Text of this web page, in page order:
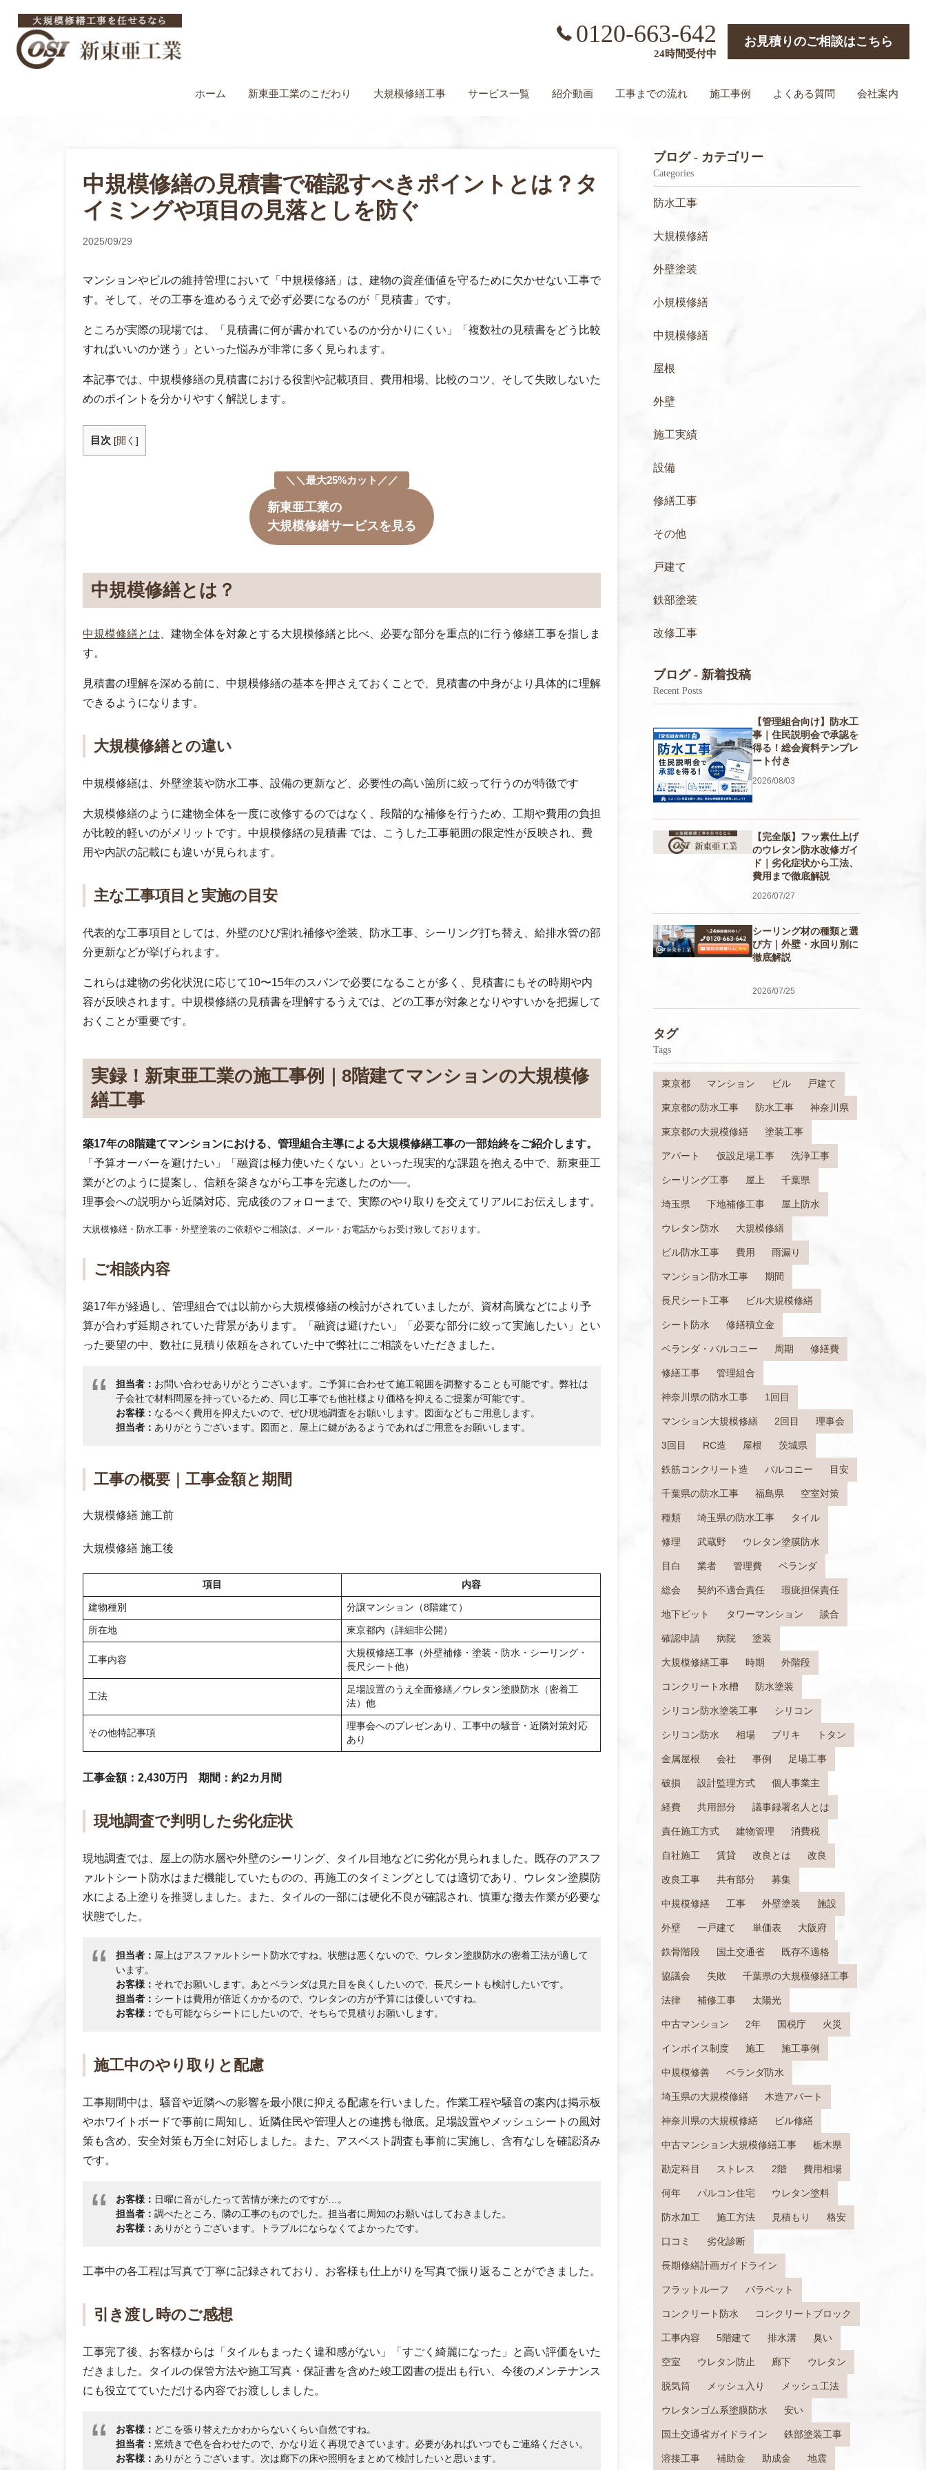
ホーム 新東亜工業のこだわり 大規模修繕工事 サービス一覧 紹介動画 工事までの流れ 施工事例 よくある質問 会社案内
24時間受付中
0120-663-642 お見積りのご相談はこちら
中規模修繕の見積書で確認すべきポイントとは？タ
イミングや項目の見落としを防ぐ
2025/09/29
マンションやビルの維持管理において「中規模修繕」は、建物の資産価値を守るために欠かせない工事で
す。そして、その工事を進めるうえで必ず必要になるのが「見積書」です。
ところが実際の現場では、「見積書に何が書かれているのか分かりにくい」「複数社の見積書をどう比較
すればいいのか迷う」といった悩みが非常に多く見られます。
本記事では、中規模修繕の見積書における役割や記載項目、費用相場、比較のコツ、そして失敗しないた
めのポイントを分かりやすく解説します。
目次 [開く ]
＼＼最大25%カット／／
新東亜工業の
大規模修繕サービスを見る
中規模修繕とは？
中規模修繕とは 、建物全体を対象とする大規模修繕と比べ、必要な部分を重点的に行う修繕工事を指しま
す。
見積書の理解を深める前に、中規模修繕の基本を押さえておくことで、見積書の中身がより具体的に理解
できるようになります。
大規模修繕との違い
中規模修繕は、外壁塗装や防水工事、設備の更新など、必要性の高い箇所に絞って行うのが特徴です
大規模修繕のように建物全体を一度に改修するのではなく、段階的な補修を行うため、工期や費用の負担
が比較的軽いのがメリットです。中規模修繕の見積書 では、こうした工事範囲の限定性が反映され、費
用や内訳の記載にも違いが見られます。
主な工事項目と実施の目安
代表的な工事項目としては、外壁のひび割れ補修や塗装、防水工事、シーリング打ち替え、給排水管の部
分更新などが挙げられます。
これらは建物の劣化状況に応じて10〜15年のスパンで必要になることが多く、見積書にもその時期や内
容が反映されます。中規模修繕の見積書を理解するうえでは、どの工事が対象となりやすいかを把握して
おくことが重要です。
実録！新東亜工業の施工事例｜8階建てマンションの大規模修
繕工事
築17年の8階建てマンションにおける、管理組合主導による大規模修繕工事の一部始終をご紹介します。
「予算オーバーを避けたい」「融資は極力使いたくない」といった現実的な課題を抱える中で、新東亜工
業がどのように提案し、信頼を築きながら工事を完遂したのか──。
理事会への説明から近隣対応、完成後のフォローまで、実際のやり取りを交えてリアルにお伝えします。
大規模修繕・防水工事・外壁塗装のご依頼やご相談は、メール・お電話からお受け致しております。
ご相談内容
築17年が経過し、管理組合では以前から大規模修繕の検討がされていましたが、資材高騰などにより予
算が合わず延期されていた背景があります。「融資は避けたい」「必要な部分に絞って実施したい」とい
った要望の中、数社に見積り依頼をされていた中で弊社にご相談をいただきました。
担当者： お問い合わせありがとうございます。ご予算に合わせて施工範囲を調整することも可能です。弊社は
子会社で材料問屋を持っているため、同じ工事でも他社様より価格を抑えるご提案が可能です。
お客様： なるべく費用を抑えたいので、ぜひ現地調査をお願いします。図面などもご用意します。
担当者： ありがとうございます。図面と、屋上に鍵があるようであればご用意をお願いします。
工事の概要｜工事金額と期間
大規模修繕 施工前
大規模修繕 施工後
項目 内容
建物種別 分譲マンション（8階建て）
所在地 東京都内（詳細非公開）
工事内容
大規模修繕工事（外壁補修・塗装・防水・シーリング・
長尺シート他）
工法
足場設置のうえ全面修繕／ウレタン塗膜防水（密着工
法）他
その他特記事項
理事会へのプレゼンあり、工事中の騒音・近隣対策対応
あり
工事金額：2,430万円 期間：約2カ月間
現地調査で判明した劣化症状
現地調査では、屋上の防水層や外壁のシーリング、タイル目地などに劣化が見られました。既存のアスフ
ァルトシート防水はまだ機能していたものの、再施工のタイミングとしては適切であり、ウレタン塗膜防
水による上塗りを推奨しました。また、タイルの一部には硬化不良が確認され、慎重な撤去作業が必要な
状態でした。
担当者： 屋上はアスファルトシート防水ですね。状態は悪くないので、ウレタン塗膜防水の密着工法が適して
います。
お客様： それでお願いします。あとベランダは見た目を良くしたいので、長尺シートも検討したいです。
担当者： シートは費用が倍近くかかるので、ウレタンの方が予算には優しいですね。
お客様： でも可能ならシートにしたいので、そちらで見積りお願いします。
施工中のやり取りと配慮
工事期間中は、騒音や近隣への影響を最小限に抑える配慮を行いました。作業工程や騒音の案内は掲示板
やホワイトボードで事前に周知し、近隣住民や管理人との連携も徹底。足場設置やメッシュシートの風対
策も含め、安全対策も万全に対応しました。また、アスベスト調査も事前に実施し、含有なしを確認済み
です。
お客様： 日曜に音がしたって苦情が来たのですが…。
担当者： 調べたところ、隣の工事のものでした。担当者に周知のお願いはしておきました。
お客様： ありがとうございます。トラブルにならなくてよかったです。
工事中の各工程は写真で丁寧に記録されており、お客様も仕上がりを写真で振り返ることができました。
引き渡し時のご感想
工事完了後、お客様からは「タイルもまったく違和感がない」「すごく綺麗になった」と高い評価をいた
だきました。タイルの保管方法や施工写真・保証書を含めた竣工図書の提出も行い、今後のメンテナンス
にも役立てていただける内容でお渡ししました。
お客様： どこを張り替えたかわからないくらい自然ですね。
担当者： 窯焼きで色を合わせたので、かなり近く再現できています。必要があればいつでもご連絡ください。
お客様： ありがとうございます。次は廊下の床や照明をまとめて検討したいと思います。
ブログ - カテゴリー
Categories
防水工事
大規模修繕
外壁塗装
小規模修繕
中規模修繕
屋根
外壁
施工実績
設備
修繕工事
その他
戸建て
鉄部塗装
改修工事
ブログ - 新着投稿
Recent Posts
【管理組合向け】防水工
事｜住民説明会で承認を
得る！総会資料テンプレ
ート付き
2026/08/03
【完全版】フッ素仕上げ
のウレタン防水改修ガイ
ド｜劣化症状から工法、
費用まで徹底解説
2026/07/27
シーリング材の種類と選
び方｜外壁・水回り別に
徹底解説
2026/07/25
タグ
Tags
東京都 マンション ビル 戸建て
東京都の防水工事 防水工事 神奈川県
東京都の大規模修繕 塗装工事
アパート 仮設足場工事 洗浄工事
シーリング工事 屋上 千葉県
埼玉県 下地補修工事 屋上防水
ウレタン防水 大規模修繕
ビル防水工事 費用 雨漏り
マンション防水工事 期間
長尺シート工事 ビル大規模修繕
シート防水 修繕積立金
ベランダ・バルコニー 周期 修繕費
修繕工事 管理組合
神奈川県の防水工事 1回目
マンション大規模修繕 2回目 理事会
3回目 RC造 屋根 茨城県
鉄筋コンクリート造 バルコニー 目安
千葉県の防水工事 福島県 空室対策
種類 埼玉県の防水工事 タイル
修理 武蔵野 ウレタン塗膜防水
目白 業者 管理費 ベランダ
総会 契約不適合責任 瑕疵担保責任
地下ピット タワーマンション 談合
確認申請 病院 塗装
大規模修繕工事 時期 外階段
コンクリート水槽 防水塗装
シリコン防水塗装工事 シリコン
シリコン防水 相場 ブリキ トタン
金属屋根 会社 事例 足場工事
破損 設計監理方式 個人事業主
経費 共用部分 議事録署名人とは
責任施工方式 建物管理 消費税
自社施工 賃貸 改良とは 改良
改良工事 共有部分 募集
中規模修繕 工事 外壁塗装 施設
外壁 一戸建て 単価表 大阪府
鉄骨階段 国土交通省 既存不適格
協議会 失敗 千葉県の大規模修繕工事
法律 補修工事 太陽光
中古マンション 2年 国税庁 火災
インボイス制度 施工 施工事例
中規模修善 ベランダ防水
埼玉県の大規模修繕 木造アパート
神奈川県の大規模修繕 ビル修繕
中古マンション大規模修繕工事 栃木県
勘定科目 ストレス 2階 費用相場
何年 パルコン住宅 ウレタン塗料
防水加工 施工方法 見積もり 格安
口コミ 劣化診断
長期修繕計画ガイドライン
フラットルーフ パラペット
コンクリート防水 コンクリートブロック
工事内容 5階建て 排水溝 臭い
空室 ウレタン防止 廊下 ウレタン
脱気筒 メッシュ入り メッシュ工法
ウレタンゴム系塗膜防水 安い
国土交通省ガイドライン 鉄部塗装工事
溶接工事 補助金 助成金 地震